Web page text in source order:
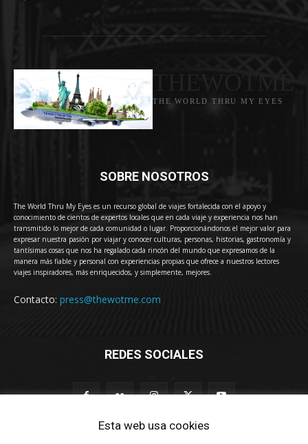
THE WORLD THRU MY EYES
SOBRE NOSOTROS
The World Thru My Eyes es un recurso global de viajes fortalecida con el apoyo y
conocimiento de cientos de expertos locales que en cada viaje y experiencia nos han
transmitido lo mejor de cada comunidad o lugar. Proporcionándonos el mejor valor para
expresar nuestra pasión por viajar y conocer culturas, personas, historias, gastronomía y
tantísimas cosas que nos ha regalado cada rincón del mundo que expresamos de la
manera más fiable y personal con experiencias propias que ofrece a nuestros lectores
viajes inspiradores, más enriquecidos, y simplemente, mejores.
Contacto: press@thewotme.com
REDES SOCIALES
Esta web usa cookies